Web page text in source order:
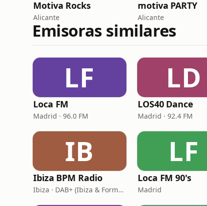
Motiva Rocks
Alicante
motiva PARTY
Alicante
Emisoras similares
LF
Loca FM
Madrid · 96.0 FM
LD
LOS40 Dance
Madrid · 92.4 FM
IB
Ibiza BPM Radio
Ibiza · DAB+ (Ibiza & Formentera, Madrid, Barcelona)
LF
Loca FM 90's
Madrid